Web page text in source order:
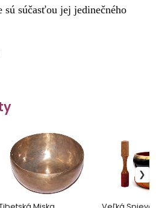
súčasťou jej jedinečného